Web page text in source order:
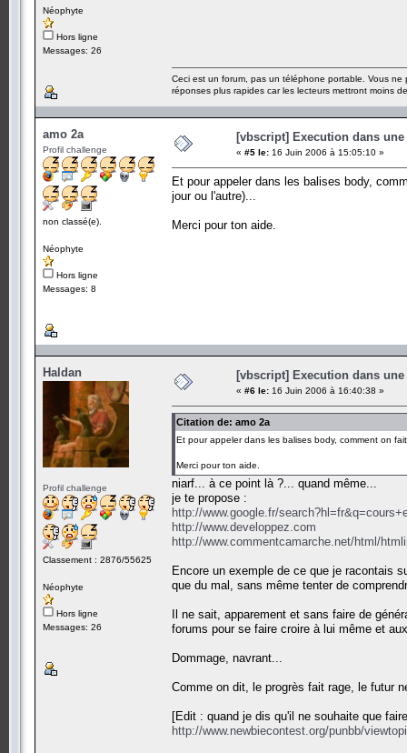
Néophyte
Hors ligne
Messages: 26
Ceci est un forum, pas un téléphone portable. Vous
réponses plus rapides car les lecteurs mettront moins
amo 2a
Profil challenge
non classé(e).
Néophyte
Hors ligne
Messages: 8
[vbscript] Execution dans une
« #5 le: 16 Juin 2006 à 15:05:10 »
Et pour appeler dans les balises body,
jour ou l'autre)...
Merci pour ton aide.
Haldan
Profil challenge
Classement : 2876/55625
Néophyte
Hors ligne
Messages: 26
[vbscript] Execution dans une
« #6 le: 16 Juin 2006 à 16:40:38 »
Citation de: amo 2a
Et pour appeler dans les balises body, comment on
Merci pour ton aide.
niarf... à ce point là ?... quand même...
je te propose :
http://www.google.fr/
http://www.developpez.com
http://www.commentcamarche.net/html/
Encore un exemple de ce que je racontais
que du mal, sans même tenter de
Il ne sait, apparement et sans faire de
forums pour se faire croire à lui même et
Dommage, navrant...
Comme on dit, le progrès fait rage, le futur
[Edit : quand je dis qu'il ne souhaite que
http://www.newbiecontest.org/punbb/